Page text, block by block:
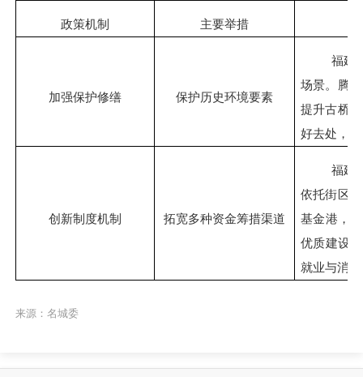
政策机制 主要举措
加强保护修缮 保护历史环境要素
福建
场景。腾
提升古桥
好去处，
创新制度机制 拓宽多种资金筹措渠道
福建
依托街区
基金港，
优质建设
就业与消
来源：名城委